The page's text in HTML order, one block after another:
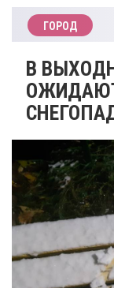
ГОРОД
В